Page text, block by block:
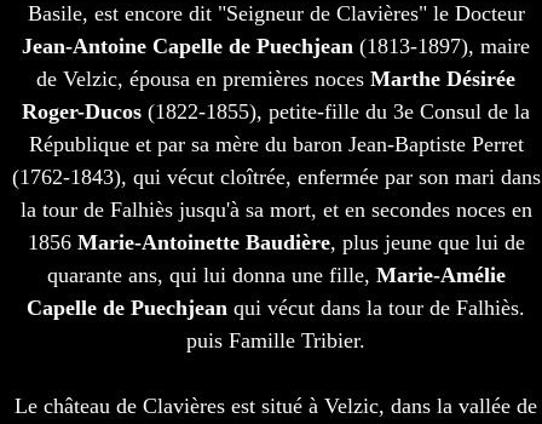
Basile, est encore dit "Seigneur de Clavières" le Docteur
Jean-Antoine Capelle de Puechjean (1813-1897), maire
de Velzic, épousa en premières noces Marthe Désirée
Roger-Ducos (1822-1855), petite-fille du 3e Consul de la
République et par sa mère du baron Jean-Baptiste Perret
(1762-1843), qui vécut cloîtrée, enfermée par son mari dans
la tour de Falhiès jusqu'à sa mort, et en secondes noces en
1856 Marie-Antoinette Baudière, plus jeune que lui de
quarante ans, qui lui donna une fille, Marie-Amélie
Capelle de Puechjean qui vécut dans la tour de Falhiès.
puis Famille Tribier.
Le château de Clavières est situé à Velzic, dans la vallée de